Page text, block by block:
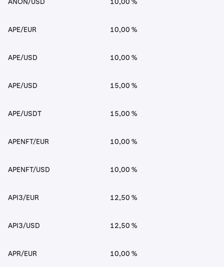
APE/EUR 10,00 %
APE/USD 10,00 %
APE/USD 15,00 %
APE/USDT 15,00 %
APENFT/EUR 10,00 %
APENFT/USD 10,00 %
API3/EUR 12,50 %
API3/USD 12,50 %
APR/EUR 10,00 %